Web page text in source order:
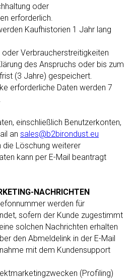
oder
erforderlich.
Kaufhistorien 1 Jahr lang
Verbraucherstreitigkeiten
des Anspruchs oder bis zum
(3 Jahre) gespeichert.
erforderliche Daten werden 7
einschließlich Benutzerkonten,
an sales@b2birondust.eu
Löschung weiterer
kann per E-Mail beantragt
NACHRICHTEN
werden für
sofern der Kunde zugestimmt
solchen Nachrichten erhalten
den Abmeldelink in der E-Mail
mit dem Kundensupport
(Profiling)